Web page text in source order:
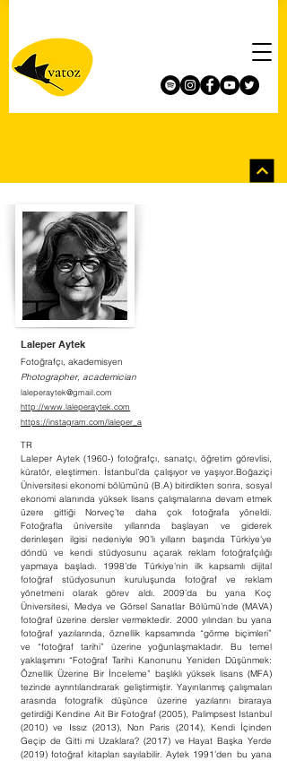
Laleper Aytek
Fotoğrafçı, akademisyen
Photographer, academician
laleperaytek@gmail.com
http://www.laleperaytek.com
https://instagram.com/laleper_a
TR
Laleper Aytek (1960-) fotoğrafçı, sanatçı, öğretim görevlisi,
küratör, eleştirmen. İstanbul’da çalışıyor ve yaşıyor.Boğaziçi
Üniversitesi ekonomi bölümünü (B.A) bitirdikten sonra, sosyal
ekonomi alanında yüksek lisans çalışmalarına devam etmek
üzere gittiği Norveç’te daha çok fotoğrafa yöneldi.
Fotoğrafla üniversite yıllarında başlayan ve giderek
derinleşen ilgisi nedeniyle 90’lı yılların başında Türkiye’ye
döndü ve kendi stüdyosunu açarak reklam fotoğrafçılığı
yapmaya başladı. 1998’de Türkiye’nin ilk kapsamlı dijital
fotoğraf stüdyosunun kuruluşunda fotoğraf ve reklam
yönetmeni olarak görev aldı. 2009’da bu yana Koç
Üniversitesi, Medya ve Görsel Sanatlar Bölümü’nde (MAVA)
fotoğraf üzerine dersler vermektedir. 2000 yılından bu yana
fotoğraf yazılarında, öznellik kapsamında “görme biçimleri”
ve “fotoğraf tarihi” üzerine yoğunlaşmaktadır. Bu temel
yaklaşımını “Fotoğraf Tarihi Kanonunu Yeniden Düşünmek:
Öznellik Üzerine Bir İnceleme” başlıklı yüksek lisans (MFA)
tezinde ayrıntılandırarak geliştirmiştir. Yayınlanmış çalışmaları
arasında fotografik düşünce üzerine yazılarını biraraya
getirdiği Kendine Ait Bir Fotoğraf (2005), Palimpsest Istanbul
(2010) ve Issız (2013), Non Paris (2014), Kendi İçinden
Geçip de Gitti mi Uzaklara? (2017) ve Hayat Başka Yerde
(2019) fotoğraf kitapları sayılabilir. Aytek 1991’den bu yana